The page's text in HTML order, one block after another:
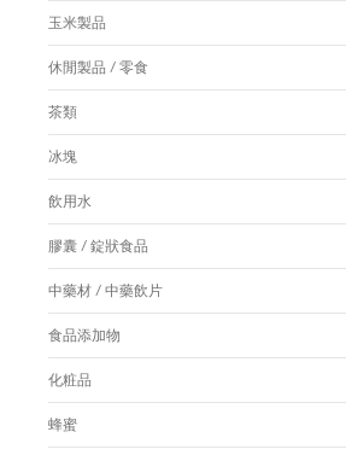
玉米製品
休閒製品 / 零食
茶類
冰塊
飲用水
膠囊 / 錠狀食品
中藥材 / 中藥飲片
食品添加物
化粧品
蜂蜜